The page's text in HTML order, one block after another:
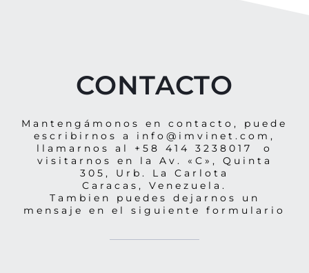
CONTACTO
Mantengámonos en contacto, puede
escribirnos a info@imvinet.com,
llamarnos al +58 414 3238017 o
visitarnos en la Av. «C», Quinta
305, Urb. La Carlota
Caracas, Venezuela.
Tambien puedes dejarnos un
mensaje en el siguiente formulario